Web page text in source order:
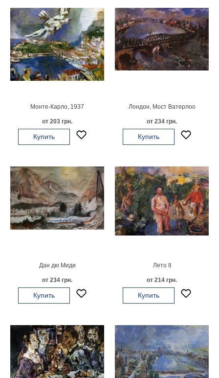
Мотивирующие
Города
Нью
Йорк
Посмотреть
все
Рамы
для
картин
Печать
на
Наши
Монте-Карло, 1937
от 203 грн.
Купить
Лондон, Мост Ватерлоо
от 234 грн.
Купить
Дан дю Миди
от 234 грн.
Купить
Лето II
от 214 грн.
Купить